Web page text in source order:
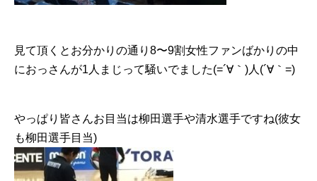
見て頂くとお分かりの通り8〜9割女性ファンばかりの中
におっさんが1人まじって騒いでました(=´∀｀)人(´∀｀=)
やっぱり皆さんお目当は柳田選手や清水選手ですね︎(彼女
も柳田選手目当)